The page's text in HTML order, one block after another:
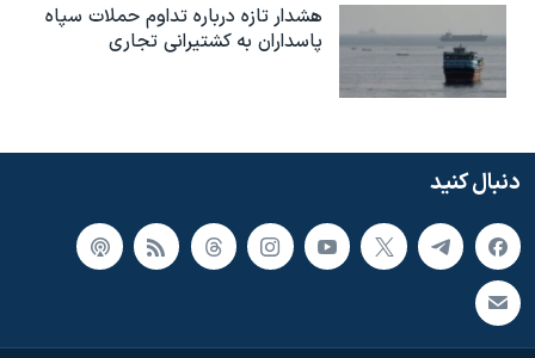
هشدار تازه درباره تداوم حملات سپاه
پاسداران به کشتیرانی تجاری
دنبال کنید